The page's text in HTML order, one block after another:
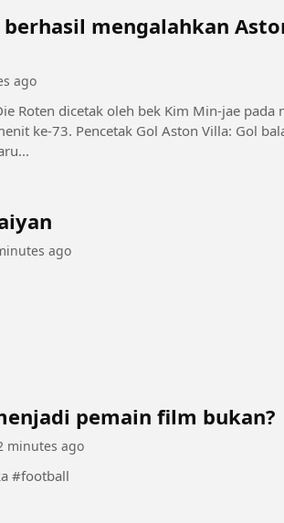
Aston Villa dengan
ago
Roten dicetak oleh bek Kim Min-jae
ke-73. Pencetak Gol Aston Villa: Gol
ago
pemain film bukan?
minutes ago
#football